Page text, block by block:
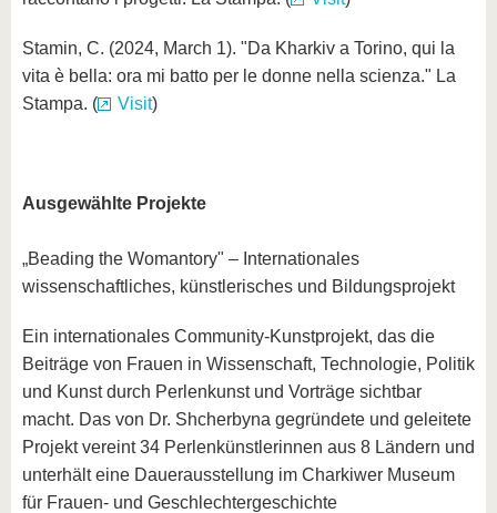
Stamin, C. (2024, March 1). "Da Kharkiv a Torino, qui la
vita è bella: ora mi batto per le donne nella scienza." La
Stampa. (
Visit)
Ausgewählte Projekte
„Beading the Womantory" – Internationales
wissenschaftliches, künstlerisches und Bildungsprojekt
Ein internationales Community-Kunstprojekt, das die
Beiträge von Frauen in Wissenschaft, Technologie, Politik
und Kunst durch Perlenkunst und Vorträge sichtbar
macht. Das von Dr. Shcherbyna gegründete und geleitete
Projekt vereint 34 Perlenkünstlerinnen aus 8 Ländern und
unterhält eine Dauerausstellung im Charkiwer Museum
für Frauen- und Geschlechtergeschichte